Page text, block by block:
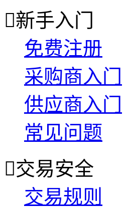
新手入门
免费注册
采购商入门
供应商入门
常见问题
交易安全
交易规则